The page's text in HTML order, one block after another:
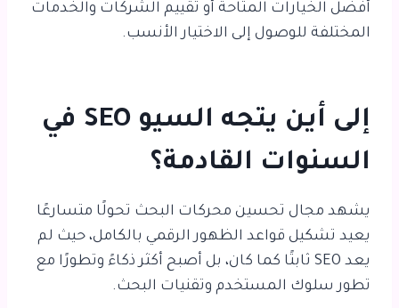
أفضل الخيارات المتاحة أو تقييم الشركات والخدمات
المختلفة للوصول إلى الاختيار الأنسب.
إلى أين يتجه السيو SEO في
السنوات القادمة؟
يشهد مجال تحسين محركات البحث تحولًا متسارعًا
يعيد تشكيل قواعد الظهور الرقمي بالكامل، حيث لم
يعد SEO ثابتًا كما كان، بل أصبح أكثر ذكاءً وتطورًا مع
تطور سلوك المستخدم وتقنيات البحث.